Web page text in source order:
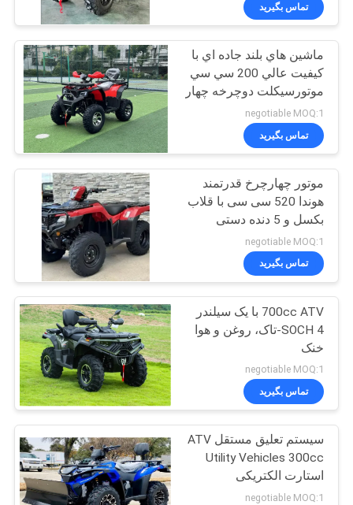
روروک مخصوص بچه
ها بزرگسالان
98
اسکوتر دوچرخه
کوچک
27
250cc موتورسیکلت
هلی کوپتر
30
قیمت عمده فروشی
تماس بگیرید
ماشين هاي بلند جاده اي با
کيفيت عالي 200 سي سي
موتورسیکلت دوچرخه چهار
چرخ اتوماتيك ماشين هاي
بلند جاده
negotiable MOQ:1
تماس بگیرید
موتور چهارچرخ قدرتمند
هوندا 520 سی سی با قلاب
بکسل و 5 دنده دستی
negotiable MOQ:1
تماس بگیرید
700cc ATV با یک سیلندر
SOCH 4-تاک، روغن و هوا
خنک
negotiable MOQ:1
تماس بگیرید
سیستم تعلیق مستقل ATV
Utility Vehicles 300cc
استارت الکتریکی
negotiable MOQ:1